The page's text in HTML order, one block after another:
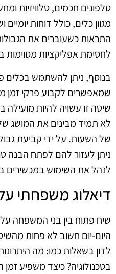
טלפונים חכמים, טלוויזיות
מגוון כלים, כולל דוחות
התראות כשעוברים את
לחסימת אפליקציות
בנוסף, ניתן להשתמש בכלים
שמאפשרים לקבוע פרקי זמן
שיטה זו עשויה להיות מועילה
של השעות. על ידי קביעת
ניתן לעזור להם לפתח הבנה
לנהל את השימוש במכשירים
דיאלוג משפחתי
שיח פתוח בין בני המשפחה
היום-יום חשוב לא פחות
לדון בשאלות כמו: מה
בטכנולוגיה? כיצד משפיע